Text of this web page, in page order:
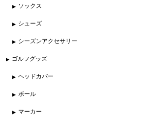
ソックス
シューズ
シーズンアクセサリー
ゴルフグッズ
ヘッドカバー
ボール
マーカー